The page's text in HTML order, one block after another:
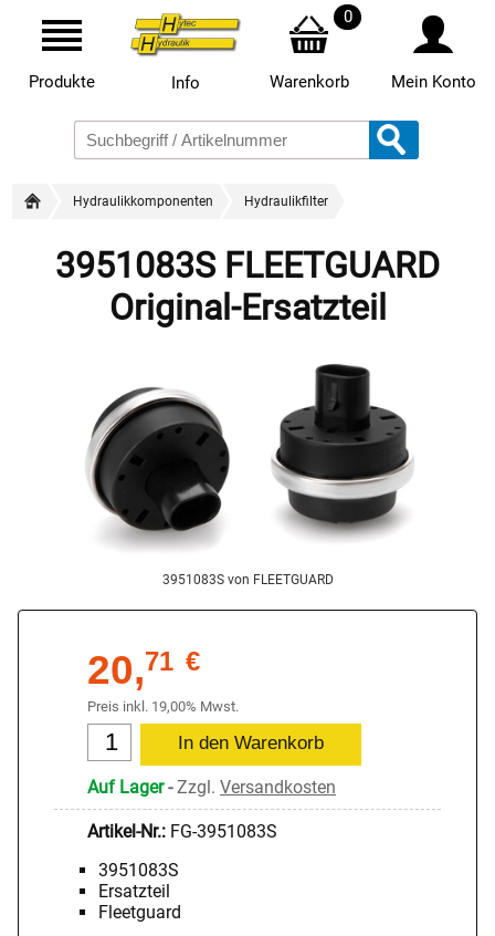
Produkte Info
0
Warenkorb Mein Konto
Hydraulikkomponenten Hydraulikfilter
3951083S FLEETGUARD
Original-Ersatzteil
3951083S von FLEETGUARD
20,71 €
Preis inkl. 19,00% Mwst.
Auf Lager-Zzgl. Versandkosten
Artikel-Nr.: FG-3951083S
3951083S
Ersatzteil
Fleetguard